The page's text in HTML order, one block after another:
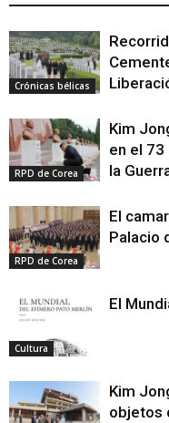
Crónicas bélicas
RPD de Corea
Kim
en el 73
la
RPD de Corea
El
Palacio
Cultura
El
Kim
objetos